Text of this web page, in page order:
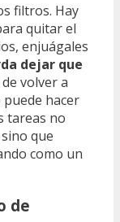
filtros. Hay
quitar el
enjuágales
dejar que
volver a
hacer
tareas no
que
como un
de